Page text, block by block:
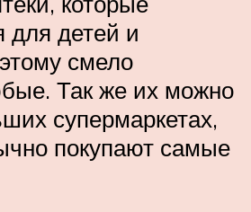
для детей и
смело
Так же их можно
супермаркетах,
покупают самые